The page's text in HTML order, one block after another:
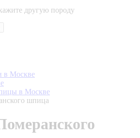
другую породу
в Москве
в Москве
шпица